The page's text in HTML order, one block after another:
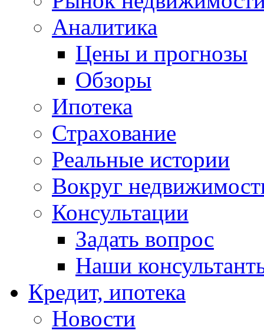
Аналитика
Цены и прогнозы
Обзоры
Ипотека
Страхование
Реальные истории
Вокруг
Консультации
Задать вопрос
Наши
Кредит, ипотека
Новости